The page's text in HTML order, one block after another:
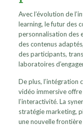
Avec l’évolution de
learning, le futur des
personnalisation des
des contenus
des participants,
laboratoires
De plus, l’intégration
vidéo immersive
l’interactivité. La
stratégie marketing,
une nouvelle